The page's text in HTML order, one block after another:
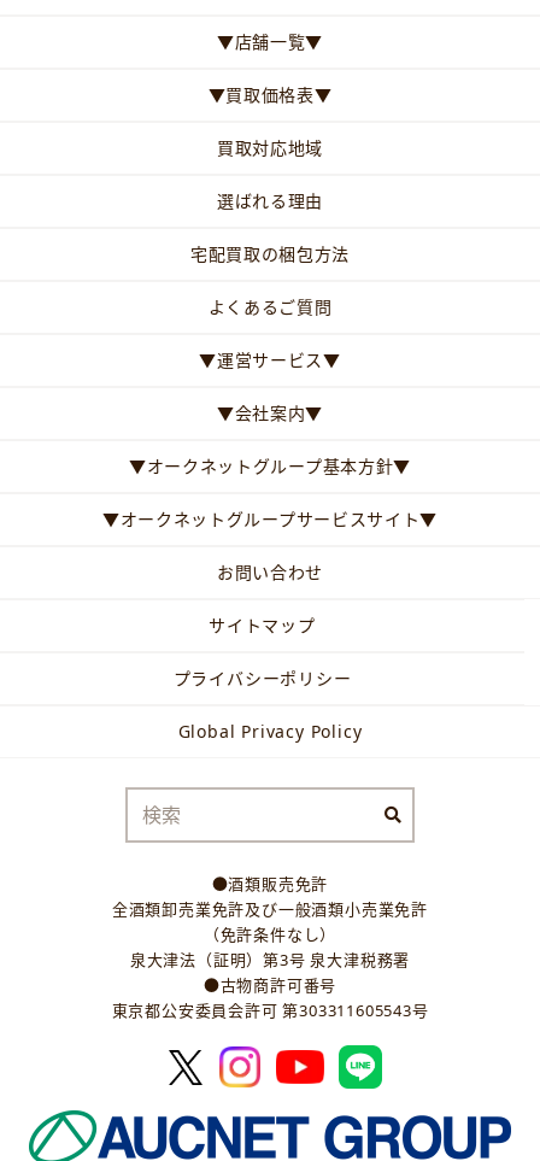
▼店舗一覧▼
▼買取価格表▼
買取対応地域
選ばれる理由
宅配買取の梱包方法
よくあるご質問
▼運営サービス▼
▼会社案内▼
▼オークネットグループ基本方針▼
▼オークネットグループサービスサイト▼
お問い合わせ
サイトマップ
プライバシーポリシー
Global Privacy Policy
●酒類販売免許
全酒類卸売業免許及び一般酒類小売業免許
（免許条件なし）
泉大津法（証明）第3号 泉大津税務署
●古物商許可番号
東京都公安委員会許可 第303311605543号